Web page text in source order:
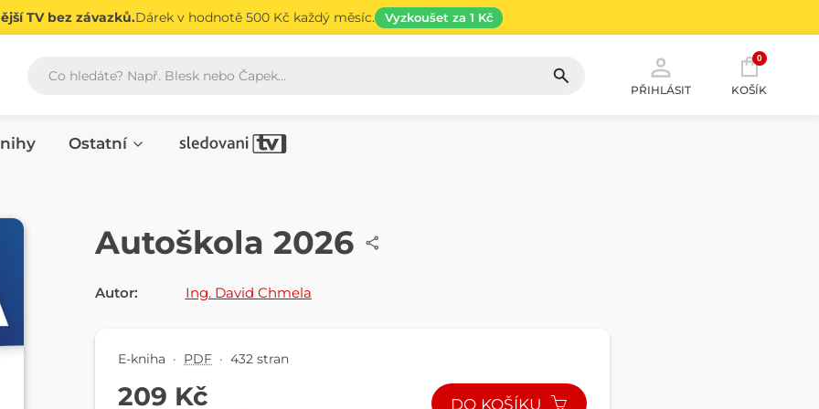
TV bez závazků.Dárek v hodnotě 500 Kč každý měsíc. Vyzkoušet za 1 Kč
Vyhledávání
PŘIHLÁSIT
0
KOŠÍK
Ostatní
E-KNIHA
Autoškola 2026
Autor: Ing. David Chmela
E-kniha · PDF · 432 stran
209 Kč DO KOŠÍKU